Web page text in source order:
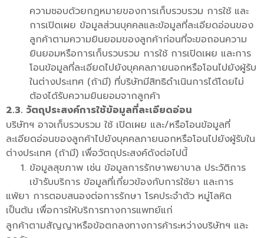
ความชอบด้วยกฎหมายของการเก็บรวบรวม การใช้ และ
การเปิดเผย ข้อมูลส่วนบุคคลและข้อมูลที่ละเอียดอ่อนของ
ลูกค้าตามความยินยอมของลูกค้าก่อนที่จะขอถอนความ
ยินยอมหรือการเก็บรวบรวม การใช้ การเปิดเผย และการ
โอนข้อมูลที่ละเอียดไปยังบุคคลภายนอกหรือโอนไปยังผู้รับ
ในต่างประเทศ (ถ้ามี) ที่บริษัทมีสิทธิดำเนินการได้โดยไม่
ต้องได้รับความยินยอมจากลูกค้า
2.3. วัตถุประสงค์การใช้ข้อมูลที่ละเอียดอ่อน
บริษัทฯ อาจเก็บรวบรวม ใช้ เปิดเผย และ/หรือโอนข้อมูลที่
ละเอียดอ่อนของลูกค้าไปยังบุคคลภายนอกหรือโอนไปยังผู้รับใน
ต่างประเทศ (ถ้ามี) เพื่อวัตถุประสงค์ดังต่อไปนี้
ข้อมูลสุขภาพ เช่น ข้อมูลการรักษาพยาบาล ประวัติการ
เข้ารับบริการ ข้อมูลที่เกี่ยวข้องกับการใช้ยา และการ
แพ้ยา การตอบสนองต่อการรักษา โรคประจำตัว หมู่โลหิต
เป็นต้น เพื่อการให้บริการทางการแพทย์แก่
ลูกค้าตามสัญญาหรือข้อตกลงทางการค้าระหว่างบริษัทฯ และ